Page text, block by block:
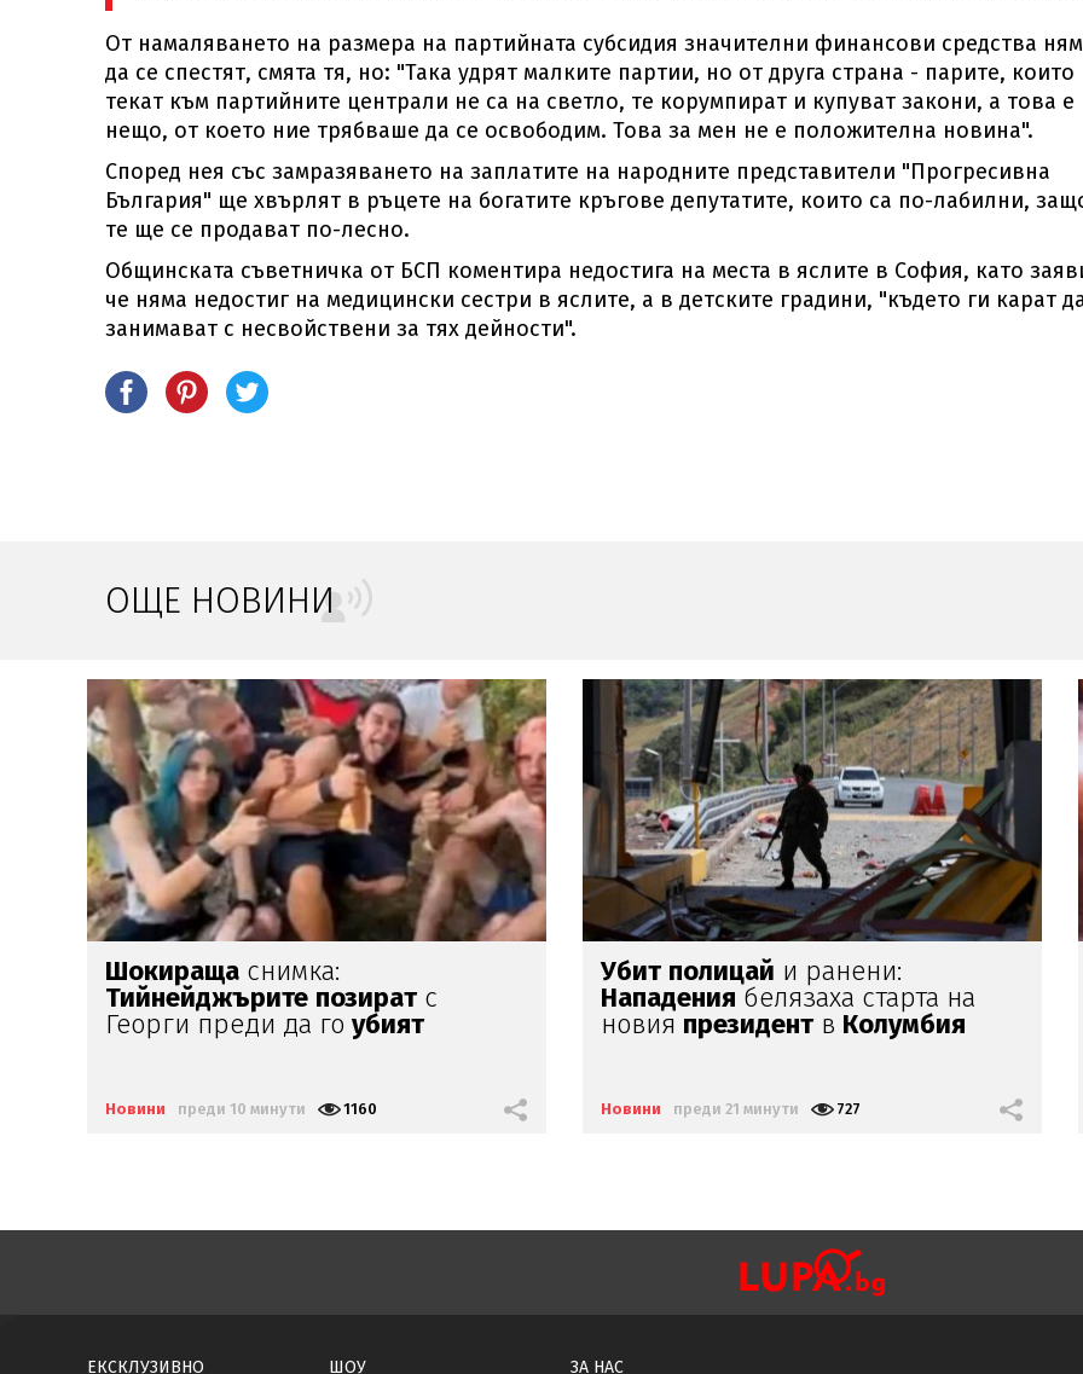
От намаляването на размера на партийната субсидия значителни финансови средства
да се спестят, смята тя, но: "Така удрят малките партии, но от друга страна - парите, които
текат към партийните централи не са на светло, те корумпират и купуват закони, а това е
нещо, от което ние трябваше да се освободим. Това за мен не е положителна новина".
Според нея със замразяването на заплатите на народните представители "Прогресивна
България" ще хвърлят в ръцете на богатите кръгове депутатите, които са по-лабилни,
те ще се продават по-лесно.
Общинската съветничка от БСП коментира недостига на места в яслите в София, като
че няма недостиг на медицински сестри в яслите, а в детските градини, "където ги карат
занимават с несвойствени за тях дейности".
ОЩЕ НОВИНИ
Убит полицайи ранени:
Нападениябелязаха старта на
новия президент в Колумбия
Новини преди 21 минути 727
Повишена опасностотпожари
Гърция
Новини преди 34 минути 501
ЕКСКЛУЗИВНО ШОУ ЗА НАС